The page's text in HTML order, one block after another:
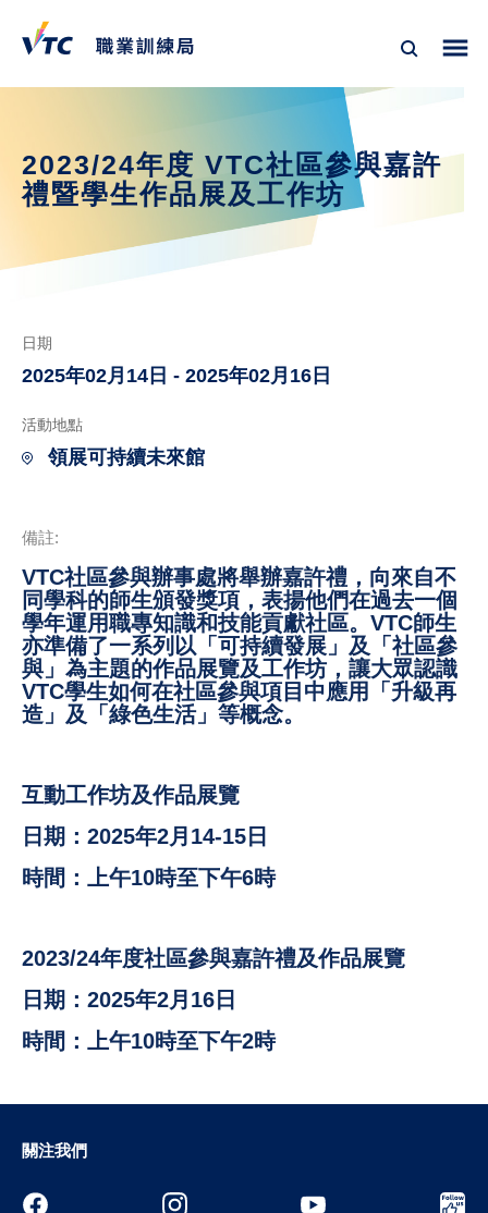
2023/24年度 VTC社區參與嘉許
禮暨學生作品展及工作坊
日期
2025年02月14日 - 2025年02月16日
活動地點
領展可持續未來館
備註:
VTC社區參與辦事處將舉辦嘉許禮，向來自不
同學科的師生頒發獎項，表揚他們在過去一個
學年運用職專知識和技能貢獻社區。VTC師生
亦準備了一系列以「可持續發展」及「社區參
與」為主題的作品展覽及工作坊，讓大眾認識
VTC學生如何在社區參與項目中應用「升級再
造」及「綠色生活」等概念。
互動工作坊及作品展覽
日期：2025年2月14-15日
時間：上午10時至下午6時
2023/24年度社區參與嘉許禮及作品展覽
日期：2025年2月16日
時間：上午10時至下午2時
關注我們